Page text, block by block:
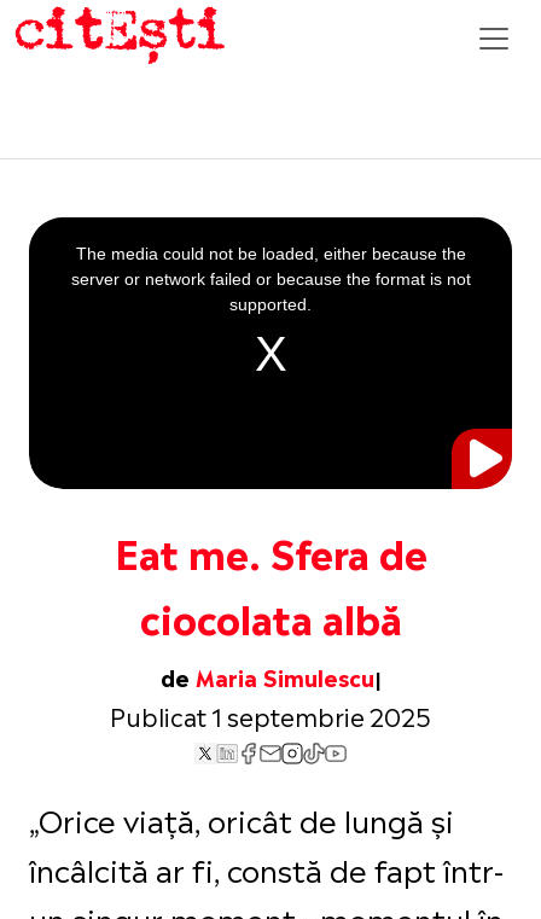
Eat me. Sfera de
ciocolata albă
de Maria Simulescu
Publicat 1 septembrie 2025
This
is
a
The media could not be loaded, either because the
server or network failed or because the format is not
supported.
„Orice viață, oricât de lungă și
încâlcită ar fi, constă de fapt într-